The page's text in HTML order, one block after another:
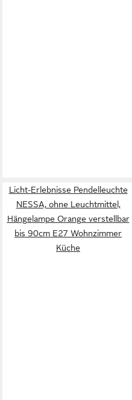
Licht-Erlebnisse Pendelleuchte
NESSA, ohne Leuchtmittel,
Hängelampe Orange verstellbar
bis 90cm E27 Wohnzimmer
Küche